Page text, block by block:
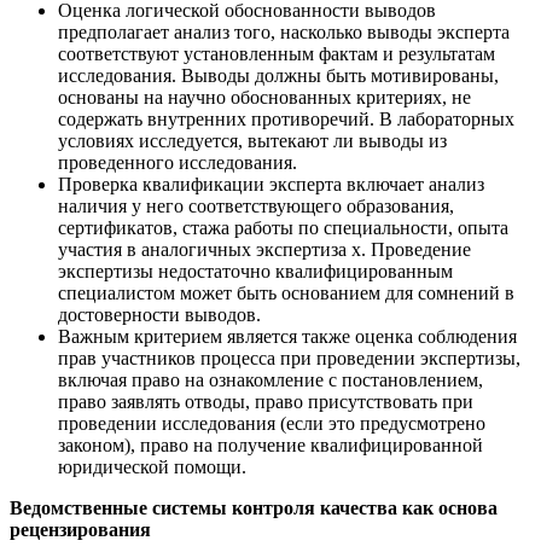
Оценка логической обоснованности выводов
предполагает анализ того, насколько выводы эксперта
соответствуют установленным фактам и результатам
исследования. Выводы должны быть мотивированы,
основаны на научно обоснованных критериях, не
содержать внутренних противоречий. В лабораторных
условиях исследуется, вытекают ли выводы из
проведенного исследования.
Проверка квалификации эксперта включает анализ
наличия у него соответствующего образования,
сертификатов, стажа работы по специальности, опыта
участия в аналогичных экспертиза х. Проведение
экспертизы недостаточно квалифицированным
специалистом может быть основанием для сомнений в
достоверности выводов.
Важным критерием является также оценка соблюдения
прав участников процесса при проведении экспертизы,
включая право на ознакомление с постановлением,
право заявлять отводы, право присутствовать при
проведении исследования (если это предусмотрено
законом), право на получение квалифицированной
юридической помощи.
Ведомственные системы контроля качества как основа
рецензирования